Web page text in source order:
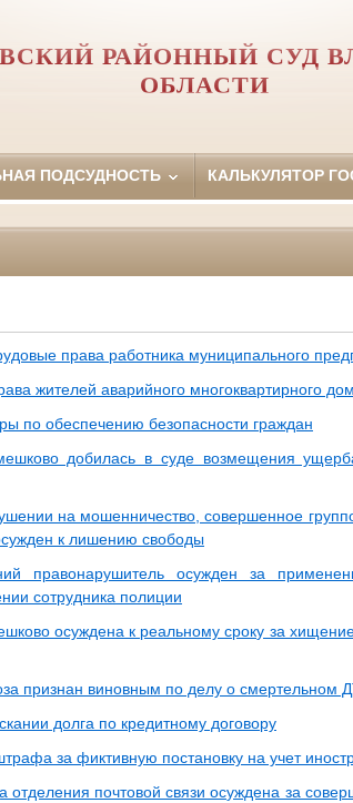
РАЙОННЫЙ СУД
ОБЛАСТИ
ПОДСУДНОСТЬ КАЛЬКУЛЯТОР
права работника муниципального
жителей аварийного многоквартирного
по обеспечению безопасности граждан
добилась в суде возмещения
на мошенничество, совершенное
к лишению свободы
правонарушитель осужден за
сотрудника полиции
осуждена к реальному сроку за
признан виновным по делу о смертельном
долга по кредитному договору
за фиктивную постановку на учет
отделения почтовой связи осуждена за